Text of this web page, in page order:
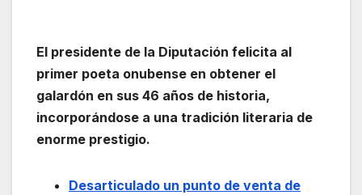
El presidente de la Diputación felicita al
primer poeta onubense en obtener el
galardón en sus 46 años de historia,
incorporándose a una tradición literaria de
enorme prestigio.
Desarticulado un punto de venta de